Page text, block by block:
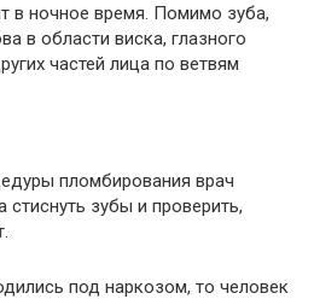
в ночное время. Помимо зуба,
в области виска, глазного
частей лица по ветвям
пломбирования врач
зубы и проверить,
под наркозом, то человек